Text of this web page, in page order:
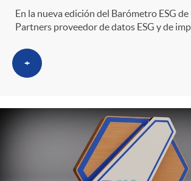
En la nueva edición del Barómetro ESG
Partners proveedor de datos ESG y de
+